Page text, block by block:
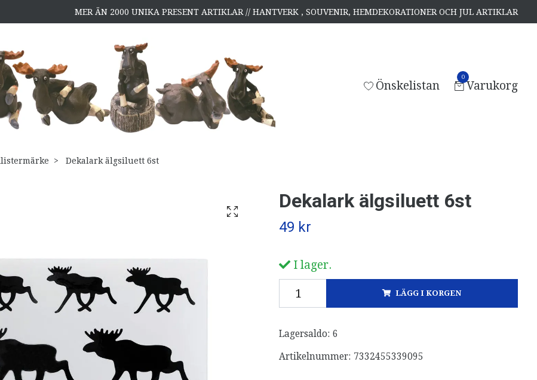
MER ÄN 2000 UNIKA PRESENT ARTIKLAR // HANTVERK , SOUVENIR, HEMDEKORATIONER OCH JUL ARTIKLAR
Önskelistan
0
Varukorg
Dekalark älgsiluett 6st
Dekalark älgsiluett 6st
49 kr
I lager.
LÄGG I KORGEN
Lagersaldo: 6
Artikelnummer: 7332455339095